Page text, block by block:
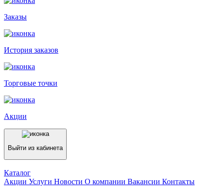
Заказы
История заказов
Торговые точки
Акции
Выйти из кабинета
Каталог
Акции Услуги Новости О компании Вакансии Контакты